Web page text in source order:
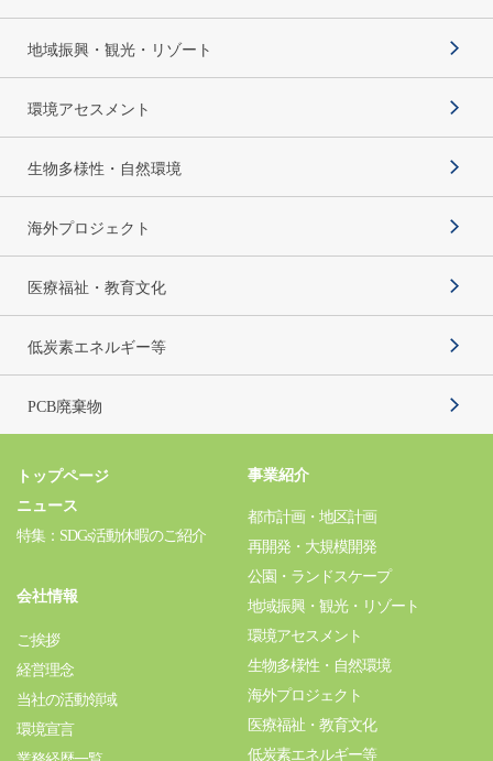
地域振興・観光・リゾート
環境アセスメント
生物多様性・自然環境
海外プロジェクト
医療福祉・教育文化
低炭素エネルギー等
PCB廃棄物
トップページ
ニュース
特集：SDGs活動休暇のご紹介
会社情報
ご挨拶
経営理念
当社の活動領域
環境宣言
事業紹介
都市計画・地区計画
再開発・大規模開発
公園・ランドスケープ
地域振興・観光・リゾート
環境アセスメント
生物多様性・自然環境
海外プロジェクト
医療福祉・教育文化
低炭素エネルギー等